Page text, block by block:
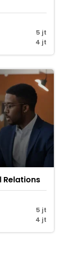
5 jt
4 jt
Relations
5 jt
4 jt